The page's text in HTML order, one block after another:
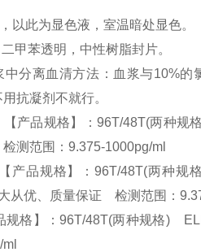
以此为显色液，室温暗处显色。
甲苯透明，中性树脂封片。
中分离血清方法：血浆与10%的
抗凝剂不就行。
品规格】：96T/48T(两种规
测范围：9.375-1000pg/ml
品规格】：96T/48T(两种规
从优、质量保证 检测范围：
格】：96T/48T(两种规格)
ml